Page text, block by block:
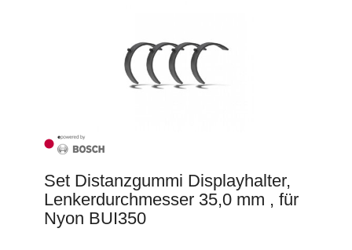
Set Distanzgummi Displayhalter,
Lenkerdurchmesser 35,0 mm , für
Nyon BUI350